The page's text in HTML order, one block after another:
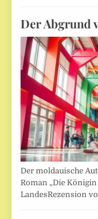
Der Abgrund
Der moldauische
Roman „Die
LandesRezension